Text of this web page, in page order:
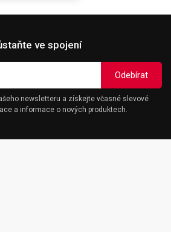
ve spojení
newsletteru a získejte včasné slevové
a informace o nových produktech.